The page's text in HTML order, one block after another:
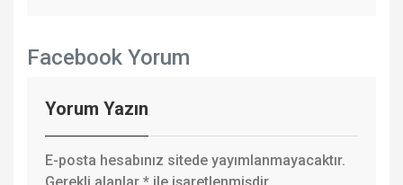
Facebook Yorum
Yorum Yazın
E-posta hesabınız sitede yayımlanmayacaktır.